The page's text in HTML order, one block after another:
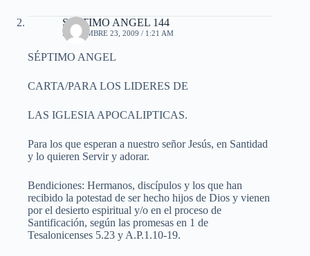
SEPTIMO ANGEL 144
NOVIEMBRE 23, 2009 / 1:21 AM
SÉPTIMO ANGEL
CARTA/PARA LOS LIDERES DE
LAS IGLESIA APOCALIPTICAS.
Para los que esperan a nuestro señor Jesús, en Santidad
y lo quieren Servir y adorar.
Bendiciones: Hermanos, discípulos y los que han
recibido la potestad de ser hecho hijos de Dios y vienen
por el desierto espiritual y/o en el proceso de
Santificación, según las promesas en 1 de
Tesalonicenses 5.23 y A.P.1.10-19.